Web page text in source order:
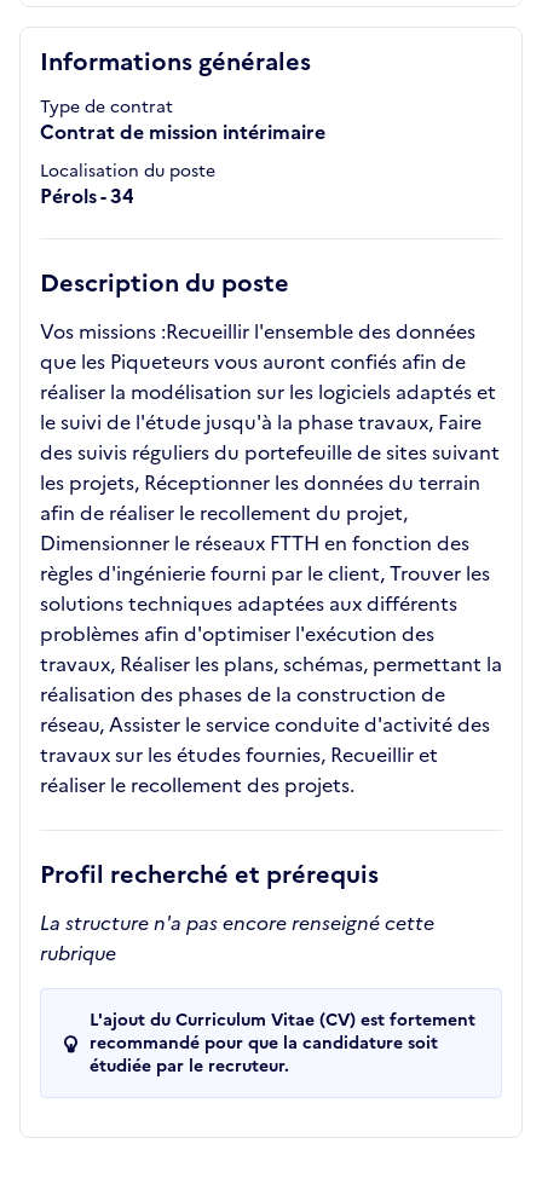
Informations générales
Type de contrat
Contrat de mission intérimaire
Localisation du poste
Pérols - 34
Description du poste
Vos missions :Recueillir l'ensemble des données
que les Piqueteurs vous auront confiés afin de
réaliser la modélisation sur les logiciels adaptés et
le suivi de l'étude jusqu'à la phase travaux, Faire
des suivis réguliers du portefeuille de sites suivant
les projets, Réceptionner les données du terrain
afin de réaliser le recollement du projet,
Dimensionner le réseaux FTTH en fonction des
règles d'ingénierie fourni par le client, Trouver les
solutions techniques adaptées aux différents
problèmes afin d'optimiser l'exécution des
travaux, Réaliser les plans, schémas, permettant la
réalisation des phases de la construction de
réseau, Assister le service conduite d'activité des
travaux sur les études fournies, Recueillir et
réaliser le recollement des projets.
Profil recherché et prérequis
La structure n'a pas encore renseigné cette
rubrique
L'ajout du Curriculum Vitae (CV) est fortement
recommandé pour que la candidature soit
étudiée par le recruteur.